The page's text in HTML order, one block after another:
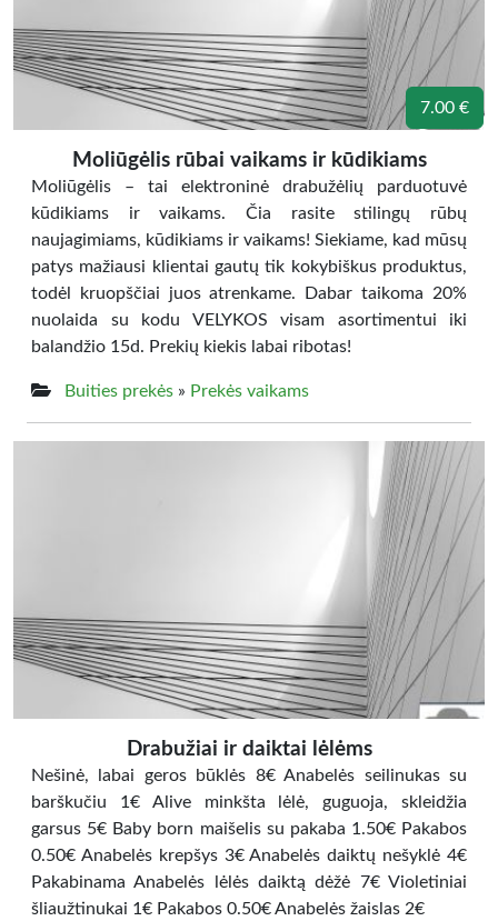
7.00 €
Moliūgėlis rūbai vaikams ir kūdikiams
Moliūgėlis – tai elektroninė drabužėlių parduotuvė
kūdikiams ir vaikams. Čia rasite stilingų rūbų
naujagimiams, kūdikiams ir vaikams! Siekiame, kad mūsų
patys mažiausi klientai gautų tik kokybiškus produktus,
todėl kruopščiai juos atrenkame. Dabar taikoma 20%
nuolaida su kodu VELYKOS visam asortimentui iki
balandžio 15d. Prekių kiekis labai ribotas!
Buities prekės » Prekės vaikams
Drabužiai ir daiktai lėlėms
Nešinė, labai geros būklės 8€ Anabelės seilinukas su
barškučiu 1€ Alive minkšta lėlė, guguoja, skleidžia
garsus 5€ Baby born maišelis su pakaba 1.50€ Pakabos
0.50€ Anabelės krepšys 3€ Anabelės daiktų nešyklė 4€
Pakabinama Anabelės lėlės daiktą dėžė 7€ Violetiniai
šliaužtinukai 1€ Pakabos 0.50€ Anabelės žaislas 2€